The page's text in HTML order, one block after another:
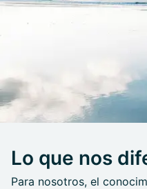
Lo que nos
Para nosotros, el